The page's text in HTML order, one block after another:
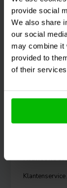
provide social
We also share
our social
may combine it
provided to
of their
Klantenservice
5.2 Wat kost
5.3 Binnen
6.2 Mijn